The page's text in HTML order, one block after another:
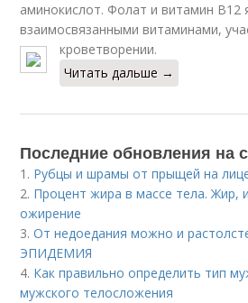
аминокислот. Фолат и витамин В12
взаимосвязанными витаминами,
кроветворении.
Читать дальше →
Последние обновления на
1. Рубцы и шрамы от прыщей на
2. Процент жира в массе тела. Жир,
ожирение
3.От недоедания можно и
ЭПИДЕМИЯ
4. Как правильно определить тип
мужского телосложения